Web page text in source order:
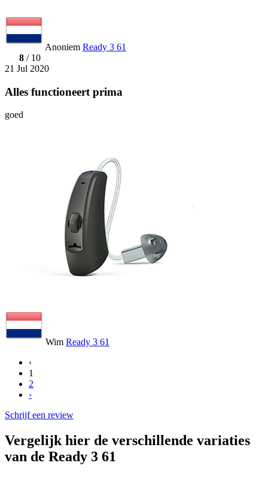
Anoniem Ready 3 61
8 / 10
21 Jul 2020
Alles functioneert prima
goed
Wim Ready 3 61
‹
1
2
›
Schrijf een review
Vergelijk hier de verschillende variaties
van de Ready 3 61